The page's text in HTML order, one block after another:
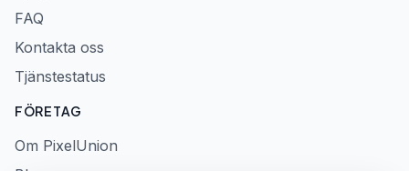
FAQ
Kontakta oss
Tjänstestatus
FÖRETAG
Om PixelUnion